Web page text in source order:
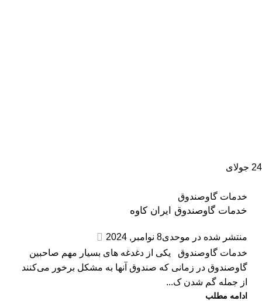
24 جولای
خدمات گاوصندوق
خدمات گاوصندوق ایران کاوه
منتشر شده در موحدی8 نوامبر, 2024
خدمات گاوصندوق یکی از دغدغه های بسیار مهم صاحبین
گاوصندوق در زمانی که صندوق آنها به مشکل برخور می‌کنند
از جمله گم شدن ک...
ادامه مطلب